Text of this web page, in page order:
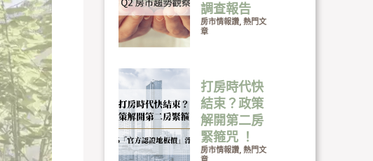
調查報告
房市情報讚,熱門文
章
打房時代快
結束？政策
解開第二房
緊箍咒 ！
房市情報讚,熱門文